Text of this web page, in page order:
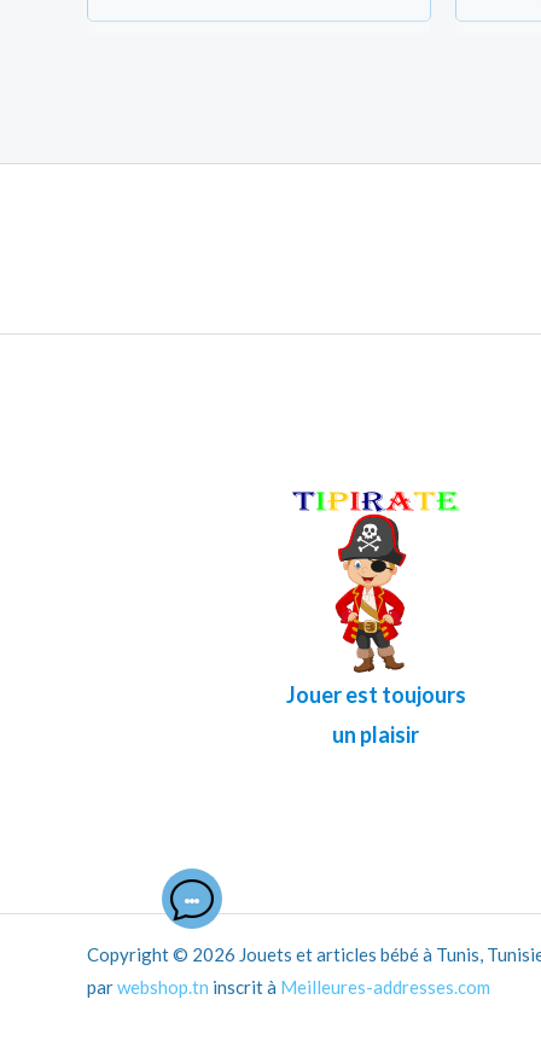
Jouer est toujours
un plaisir
Copyright © 2026 Jouets et articles bébé à Tunis,
parwebshop.tn inscrit à Meilleures-addresses.com